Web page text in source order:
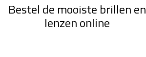
Bestel de mooiste brillen en
lenzen online